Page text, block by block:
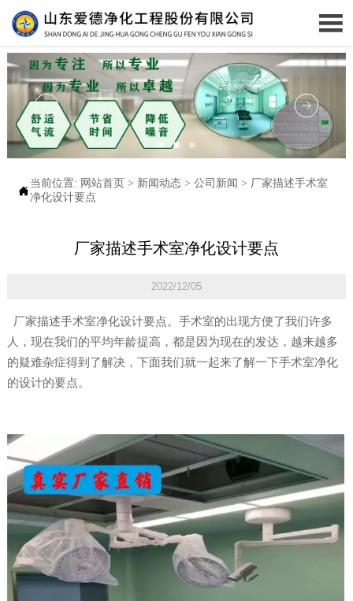


当前位置: 网站首页 > 新闻动态> 公司新闻 > 厂家描述手术室
净化设计要点
厂家描述手术室净化设计要点
2022/12/05
厂家描述手术室净化设计要点。手术室的出现方便了我们许多
人，现在我们的平均年龄提高，都是因为现在的发达，越来越多
的疑难杂症得到了解决，下面我们就一起来了解一下手术室净化
的设计的要点。